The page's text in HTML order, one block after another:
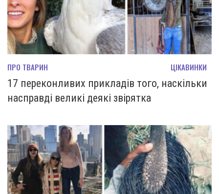
ПРО ТВАРИН ЦІКАВИНКИ
17 переконливих прикладів того, наскільки
насправді великі деякі звірятка